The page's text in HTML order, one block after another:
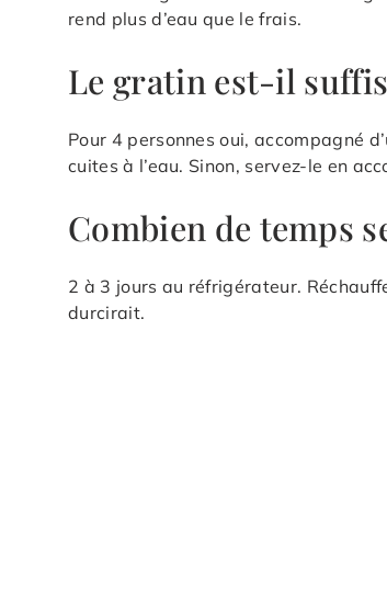
rend plus d’eau que le frais.
Le gratin est-il
Pour 4 personnes oui, accompagné
cuites à l’eau. Sinon, servez-le en
Combien de temps
2 à 3 jours au réfrigérateur.
durcirait.